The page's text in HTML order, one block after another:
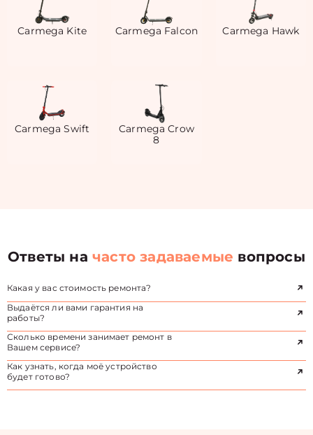
Carmega Kite Carmega Falcon Carmega Hawk
Carmega Swift
Carmega Crow
8
Ответы начасто задаваемые вопросы
Какая у вас стоимость ремонта?
Выдаётся ли вами гарантия на
работы?
Сколько времени занимает ремонт в
Вашем сервисе?
Как узнать, когда моё устройство
будет готово?